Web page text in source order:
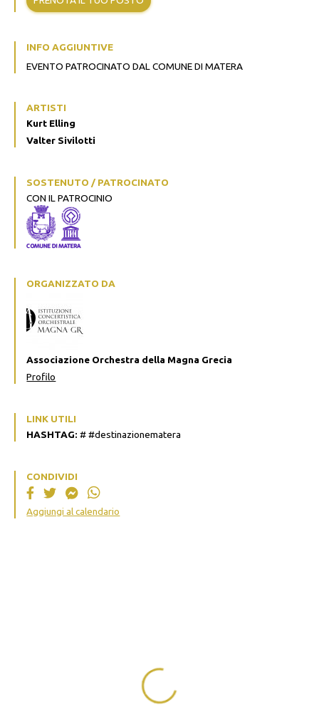
INFO AGGIUNTIVE
EVENTO PATROCINATO DAL COMUNE DI MATERA
ARTISTI
Kurt Elling
Valter Sivilotti
SOSTENUTO / PATROCINATO
CON IL PATROCINIO
ORGANIZZATO DA
Associazione Orchestra della Magna Grecia
Profilo
LINK UTILI
HASHTAG: # #destinazionematera
CONDIVIDI
Aggiungi al calendario